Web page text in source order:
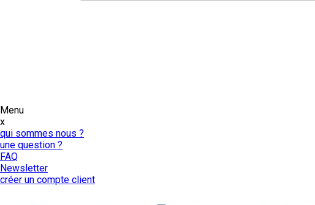
Menu
x
qui sommes nous ?
une question ?
FAQ
Newsletter
créer un compte client